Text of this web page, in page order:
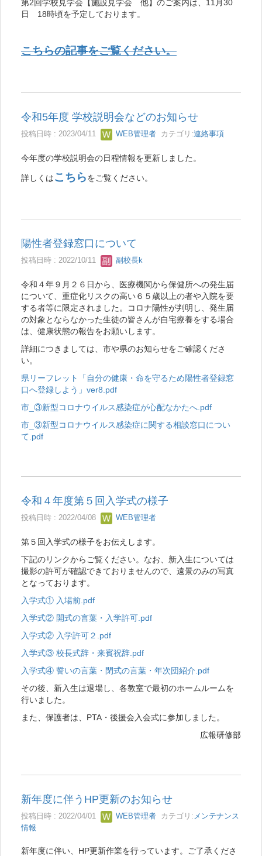
第2回学校見学会【施設見学会 他】のご案内は、11月30
日 18時頃を予定しております。
こちらの記事をご覧ください。
令和5年度 学校説明会などのお知らせ
投稿日時 : 2023/04/11 WEB管理者 カテゴリ:連絡事項
今年度の学校説明会の日程情報を更新しました。
詳しくはこちらをご覧ください。
陽性者登録窓口について
投稿日時 : 2022/10/11 副校長k
令和４年９月２６日から、医療機関から保健所への発生届
について、重症化リスクの高い６５歳以上の者や入院を要
する者等に限定されました。コロナ陽性が判明し、発生届
の対象とならなかった生徒の皆さんが自宅療養をする場合
は、健康状態の報告をお願いします。
詳細につきましては、市や県のお知らせをご確認くださ
い。
県リーフレット「自分の健康・命を守るため陽性者登録窓
口へ登録しよう」ver8.pdf
市_③新型コロナウイルス感染症が心配なかたへ.pdf
市_③新型コロナウイルス感染症に関する相談窓口につい
て.pdf
令和４年度第５回入学式の様子
投稿日時 : 2022/04/08 WEB管理者
第５回入学式の様子をお伝えします。
下記のリンクからご覧ください。なお、新入生については
撮影の許可が確認できておりませんので、遠景のみの写真
となっております。
入学式① 入場前.pdf
入学式② 開式の言葉・入学許可.pdf
入学式② 入学許可２.pdf
入学式③ 校長式辞・来賓祝辞.pdf
入学式④ 誓いの言葉・閉式の言葉・年次団紹介.pdf
その後、新入生は退場し、各教室で最初のホームルームを
行いました。
また、保護者は、PTA・後援会入会式に参加しました。
広報研修部
新年度に伴うHP更新のお知らせ
投稿日時 : 2022/04/01 WEB管理者 カテゴリ: メンテナンス
情報
新年度に伴い、HP更新作業を行っています。ご了承くださ